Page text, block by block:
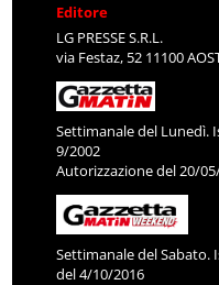
Editore
LG PRESSE S.R.L.
via Festaz, 52 11100
Settimanale del Lunedì.
9/2002
Autorizzazione del 20/
Settimanale del Sabato.
del 4/10/2016